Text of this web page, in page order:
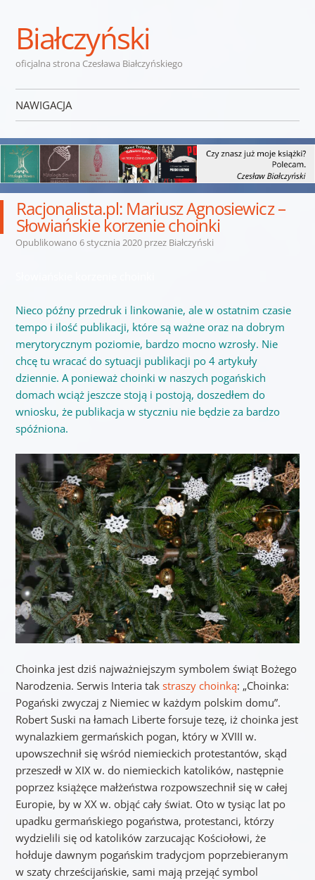
Białczyński
oficjalna strona Czesława Białczyńskiego
NAWIGACJA
Racjonalista.pl: Mariusz Agnosiewicz –
Słowiańskie korzenie choinki
Opublikowano 6 stycznia 2020przez Białczyński
Nieco późny przedruk i linkowanie, ale w ostatnim czasie
tempo i ilość publikacji, które są ważne oraz na dobrym
merytorycznym poziomie, bardzo mocno wzrosły. Nie
chcę tu wracać do sytuacji publikacji po 4 artykuły
dziennie. A ponieważ choinki w naszych pogańskich
domach wciąż jeszcze stoją i postoją, doszedłem do
wniosku, że publikacja w styczniu nie będzie za bardzo
spóźniona.
Choinka jest dziś najważniejszym symbolem świąt Bożego
Narodzenia. Serwis Interia tak straszy choinką: „Choinka:
Pogański zwyczaj z Niemiec w każdym polskim domu”.
Robert Suski na łamach Liberte forsuje tezę, iż choinka jest
wynalazkiem germańskich pogan, który w XVIII w.
upowszechnił się wśród niemieckich protestantów, skąd
przeszedł w XIX w. do niemieckich katolików, następnie
poprzez książęce małżeństwa rozpowszechnił się w całej
Europie, by w XX w. objąć cały świat. Oto w tysiąc lat po
upadku germańskiego pogaństwa, protestanci, którzy
wydzielili się od katolików zarzucając Kościołowi, że
hołduje dawnym pogańskim tradycjom poprzebieranym
w szaty chrześcijańskie, sami mają przejąć symbol